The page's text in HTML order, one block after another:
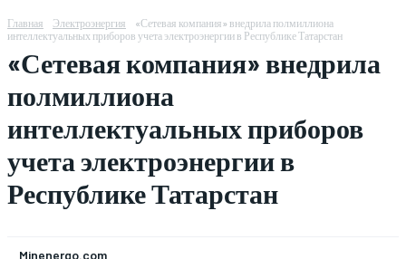
Главная Электроэнергия
«Сетевая компания» внедрила полмиллиона
интеллектуальных приборов учета электроэнергии в Республике Татарстан
«Сетевая компания» внедрила
полмиллиона
интеллектуальных приборов
учета электроэнергии в
Республике Татарстан
Minenergo.com